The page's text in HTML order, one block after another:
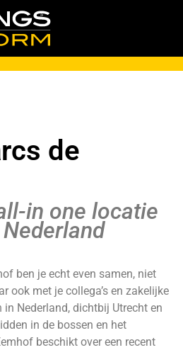
de
in one locatie
ben je echt even samen, niet
ook met je collega’s en zakelijke
in Nederland, dichtbij Utrecht en
in de bossen en het
beschikt over een recent